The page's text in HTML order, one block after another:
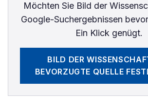
Möchten Sie Bild der
Google-Suchergebnissen
Ein Klick genügt.
BILD DER
BEVORZUGTE QUELLE